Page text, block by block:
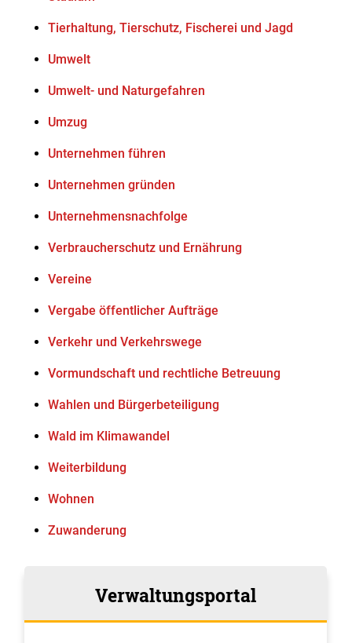
Tierhaltung, Tierschutz, Fischerei und Jagd
Umwelt
Umwelt- und Naturgefahren
Umzug
Unternehmen führen
Unternehmen gründen
Unternehmensnachfolge
Verbraucherschutz und Ernährung
Vereine
Vergabe öffentlicher Aufträge
Verkehr und Verkehrswege
Vormundschaft und rechtliche Betreuung
Wahlen und Bürgerbeteiligung
Wald im Klimawandel
Weiterbildung
Wohnen
Zuwanderung
Verwaltungsportal